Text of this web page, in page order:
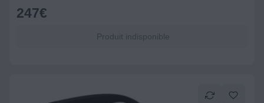
247€
Produit indisponible